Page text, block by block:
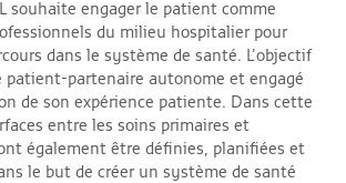
souhaite engager le patient comme
du milieu hospitalier pour
dans le système de santé. L’objectif
patient-partenaire autonome et engagé
de son expérience patiente. Dans cette
entre les soins primaires et
également être définies, planifiées et
le but de créer un système de santé